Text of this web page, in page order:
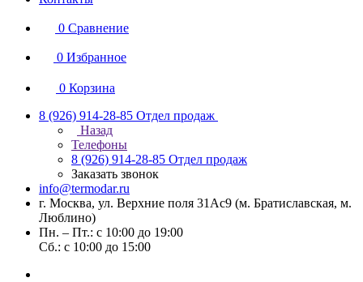
0 Сравнение
0 Избранное
0 Корзина
8 (926) 914-28-85 Отдел продаж
Назад
Телефоны
8 (926) 914-28-85 Отдел продаж
Заказать звонок
info@termodar.ru
г. Москва, ул. Верхние поля 31Ас9 (м. Братиславская, м.
Люблино)
Пн. – Пт.: с 10:00 до 19:00
Сб.: с 10:00 до 15:00